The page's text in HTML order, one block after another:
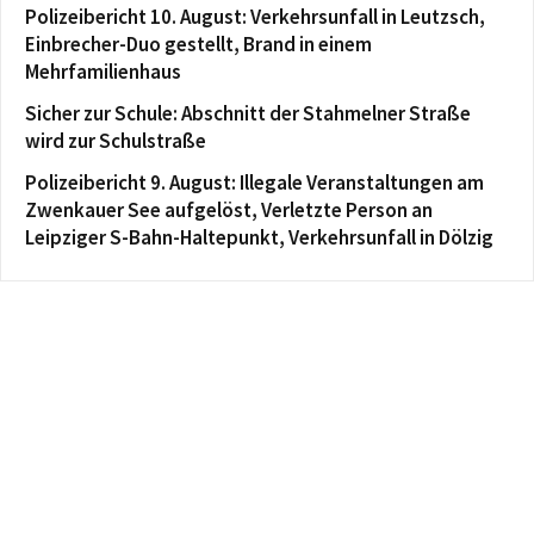
Polizeibericht 10. August: Verkehrsunfall in Leutzsch,
Einbrecher-Duo gestellt, Brand in einem
Mehrfamilienhaus
Sicher zur Schule: Abschnitt der Stahmelner Straße
wird zur Schulstraße
Polizeibericht 9. August: Illegale Veranstaltungen am
Zwenkauer See aufgelöst, Verletzte Person an
Leipziger S-Bahn-Haltepunkt, Verkehrsunfall in Dölzig